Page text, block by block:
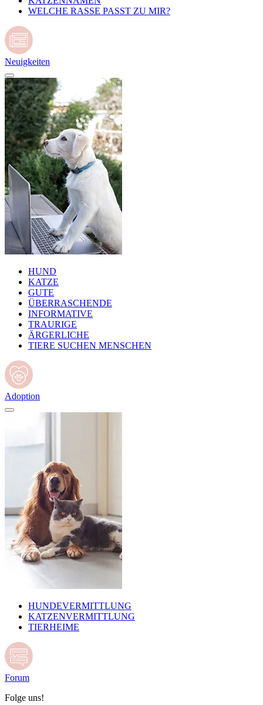
WELCHE RASSE PASST ZU MIR?
Neuigkeiten
HUND
KATZE
GUTE
ÜBERRASCHENDE
INFORMATIVE
TRAURIGE
ÄRGERLICHE
TIERE SUCHEN MENSCHEN
Adoption
HUNDEVERMITTLUNG
KATZENVERMITTLUNG
TIERHEIME
Forum
Folge uns!